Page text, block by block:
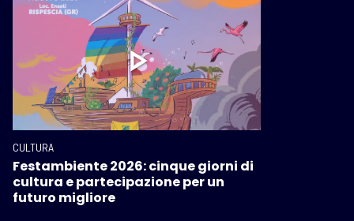
CULTURA
Festambiente 2026: cinque giorni di
cultura e partecipazione per un
futuro migliore